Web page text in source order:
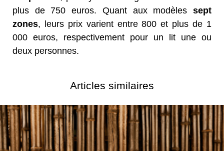
plus de 750 euros. Quant aux modèles sept
zones, leurs prix varient entre 800 et plus de 1
000 euros, respectivement pour un lit une ou
deux personnes.
Articles similaires